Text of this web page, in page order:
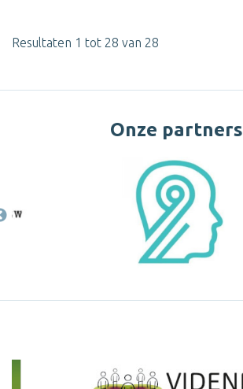
Resultaten 1 tot 28 van 28
Onze partners